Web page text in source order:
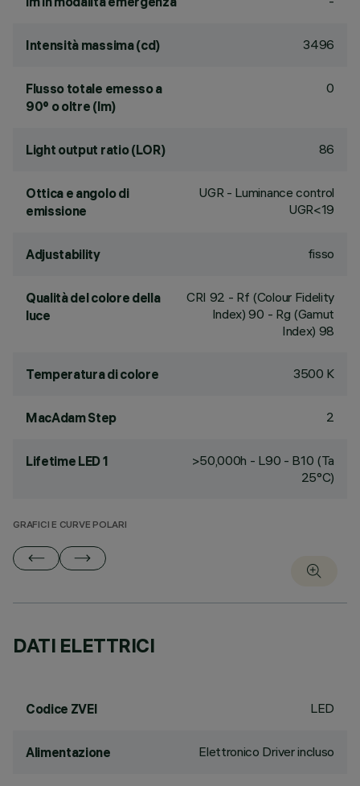
Intensità massima (cd) 3496
Flusso totale emesso a
90° o oltre (lm)
0
Light output ratio (LOR) 86
Ottica e angolo di
emissione
UGR - Luminance control
UGR<19
Adjustability fisso
Qualità del colore della
luce
CRI 92 - Rf (Colour Fidelity
Index) 90 - Rg (Gamut
Index) 98
Temperatura di colore 3500 K
MacAdam Step 2
Lifetime LED 1
>50,000h - L90 - B10 (Ta
25°C)
GRAFICI E CURVE POLARI
DATI ELETTRICI
Codice ZVEI LED
Alimentazione Elettronico Driver incluso